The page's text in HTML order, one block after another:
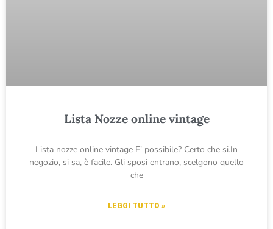
Lista Nozze online vintage
Lista nozze online vintage E’ possibile? Certo che si.In
negozio, si sa, è facile. Gli sposi entrano, scelgono quello
che
LEGGI TUTTO »